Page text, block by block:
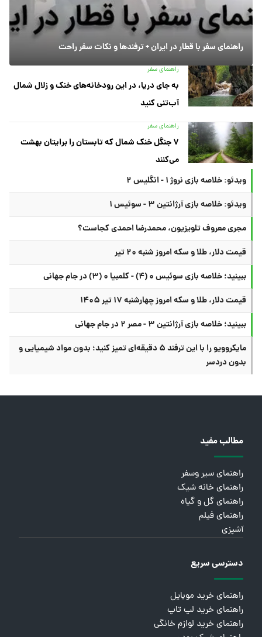
راهنمای سفر با قطار در ایران + ترفندها و نکات سفر راحت
راهنمای سفر
به جای دریا، در این رودخانه‌های خنک و زلال شمال
آب‌تنی کنید
راهنمای سفر
۷ جنگل خنک شمال که تابستان را برایتان بهشت
می‌کنند
ویدئو: خلاصه بازی نروژ ۱ - انگلیس ۲
ویدئو: خلاصه بازی آرژانتین ۳ - سوئیس ۱
مجری معروف تلویزیون، محمدرضا احمدی کجاست؟
قیمت دلار، طلا و سکه امروز شنبه ۲۰ تیر
ببینید؛ خلاصه بازی سوئیس ۰ (۴) - کلمبیا ۰ (۳) در جام جهانی
قیمت دلار، طلا و سکه امروز چهارشنبه ۱۷ تیر ۱۴۰۵
ببینید؛ خلاصه بازی آرژانتین ۳ - مصر ۲ در جام جهانی
مایکروویو را با این ترفند ۵ دقیقه‌ای تمیز کنید؛ بدون مواد شیمیایی و
بدون دردسر
مطالب مفید
راهنمای سیر وسفر
راهنمای خانه شیک
راهنمای گل و گیاه
راهنمای فیلم
آشپزی
دسترسی سریع
راهنمای خرید موبایل
راهنمای خرید لپ تاپ
راهنمای خرید لوازم خانگی